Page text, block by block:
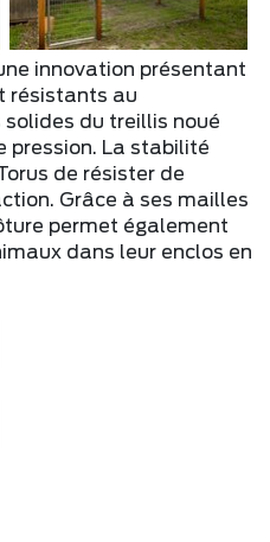
innovation présentant
résistants au
du treillis noué
pression. La stabilité
de résister de
Grâce à ses mailles
permet également
dans leur enclos en